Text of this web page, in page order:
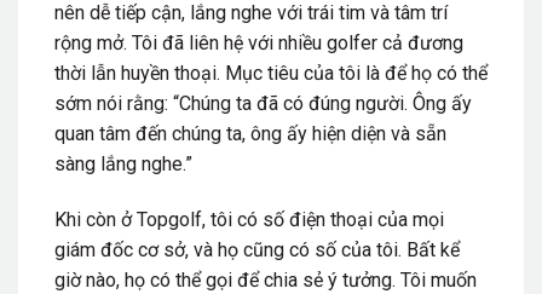
nên dễ tiếp cận, lắng nghe với trái tim và tâm trí
rộng mở. Tôi đã liên hệ với nhiều golfer cả đương
thời lẫn huyền thoại. Mục tiêu của tôi là để họ có thể
sớm nói rằng: “Chúng ta đã có đúng người. Ông ấy
quan tâm đến chúng ta, ông ấy hiện diện và sẵn
sàng lắng nghe.”
Khi còn ở Topgolf, tôi có số điện thoại của mọi
giám đốc cơ sở, và họ cũng có số của tôi. Bất kể
giờ nào, họ có thể gọi để chia sẻ ý tưởng. Tôi muốn